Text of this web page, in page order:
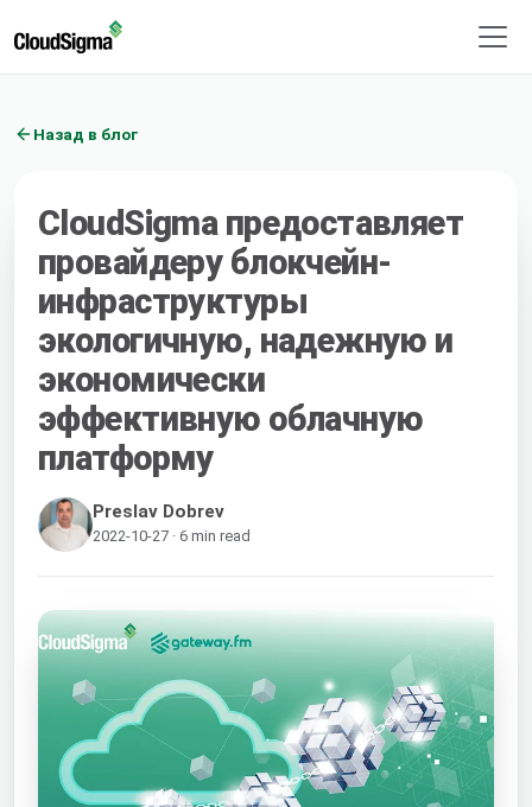
Назад в блог
CloudSigma предоставляет
провайдеру блокчейн-
инфраструктуры
экологичную, надежную и
экономически
эффективную облачную
платформу
Preslav Dobrev
2022-10-27 · 6 min read